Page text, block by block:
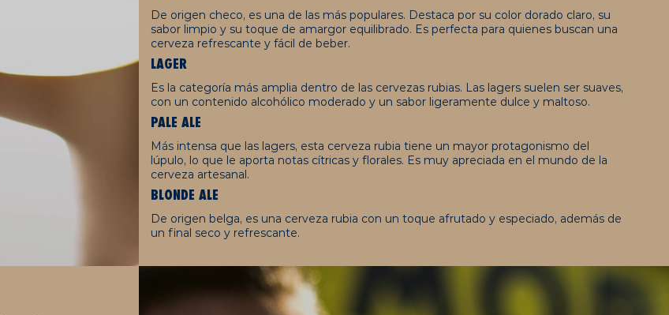
De origen checo, es una de las más populares. Destaca por su color dorado claro, su
sabor limpio y su toque de amargor equilibrado. Es perfecta para quienes buscan una
cerveza refrescante y fácil de beber.
LAGER
Es la categoría más amplia dentro de las cervezas rubias. Las lagers suelen ser suaves,
con un contenido alcohólico moderado y un sabor ligeramente dulce y maltoso.
PALE ALE
Más intensa que las lagers, esta cerveza rubia tiene un mayor protagonismo del
lúpulo, lo que le aporta notas cítricas y florales. Es muy apreciada en el mundo de la
cerveza artesanal.
BLONDE ALE
De origen belga, es una cerveza rubia con un toque afrutado y especiado, además de
un final seco y refrescante.